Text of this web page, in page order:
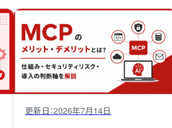
更新日：2026年7月14日